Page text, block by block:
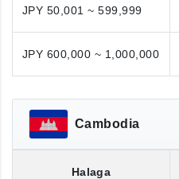
JPY 50,001 ~ 599,999
JPY 600,000 ~ 1,000,000
Cambodia
Halaga